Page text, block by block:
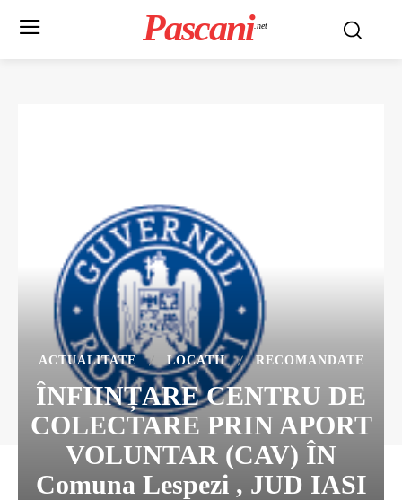
Pascani .net
ACTUALITATE LOCATII RECOMANDATE
ÎNFIINȚARE CENTRU DE
COLECTARE PRIN APORT
VOLUNTAR (CAV) ÎN
Comuna Lespezi , JUD IASI